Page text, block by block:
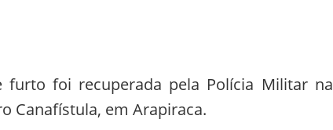
foi recuperada pela Polícia Militar na
Canafístula, em Arapiraca.